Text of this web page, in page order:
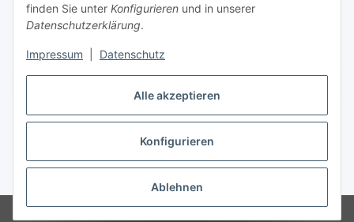
Alle akzeptieren
Konfigurieren
Ablehnen
finden Sie unter Konfigurieren und in unserer
Datenschutzerklärung.
Impressum Datenschutz